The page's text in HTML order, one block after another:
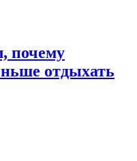
почему
отдыхать